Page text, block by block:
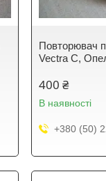
Повторювач
Vectra C,
400 ₴
В наявності
+380 (50)